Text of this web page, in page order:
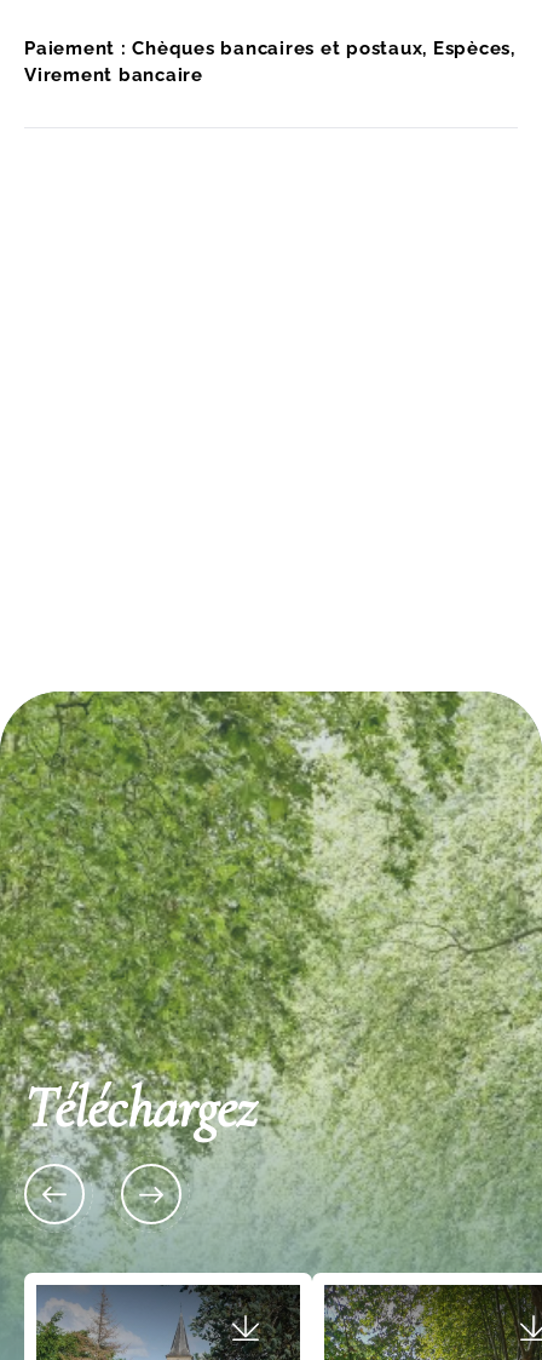
Paiement : Chèques bancaires et postaux, Espèces,
Virement bancaire
Découvrez également
122 Cote du Paradis Lieu-dit La Marche 33190
PUYBARBAN
Le Clos des Noaillettes
Dans un écrin de verdure, le long du canal des 2
16 allées des Tilleuls
Apparthôtel Les
Situé au sein d'un bâti du
cœur de la cité médiévale
retrouvez le…
2 étoiles
Téléchargez